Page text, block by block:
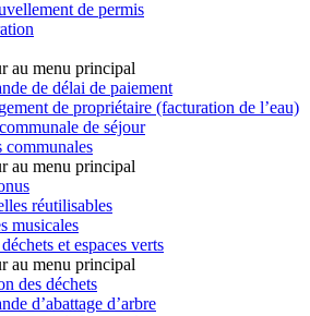
de permis
au menu principal
de délai de paiement
de propriétaire (facturation de l’eau)
de séjour
communales
au menu principal
réutilisables
musicales
et espaces verts
au menu principal
des déchets
d’abattage d’arbre